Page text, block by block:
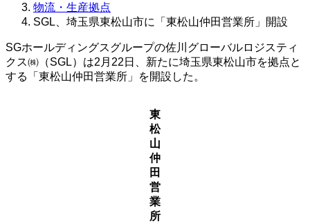
物流・生産拠点
SGL、埼玉県東松山市に「東松山仲田営業所」開設
SGホールディングスグループの佐川グローバルロジスティ
クス㈱（SGL）は2月22日、新たに埼玉県東松山市を拠点と
する「東松山仲田営業所」を開設した。
東
松
山
仲
田
営
業
所